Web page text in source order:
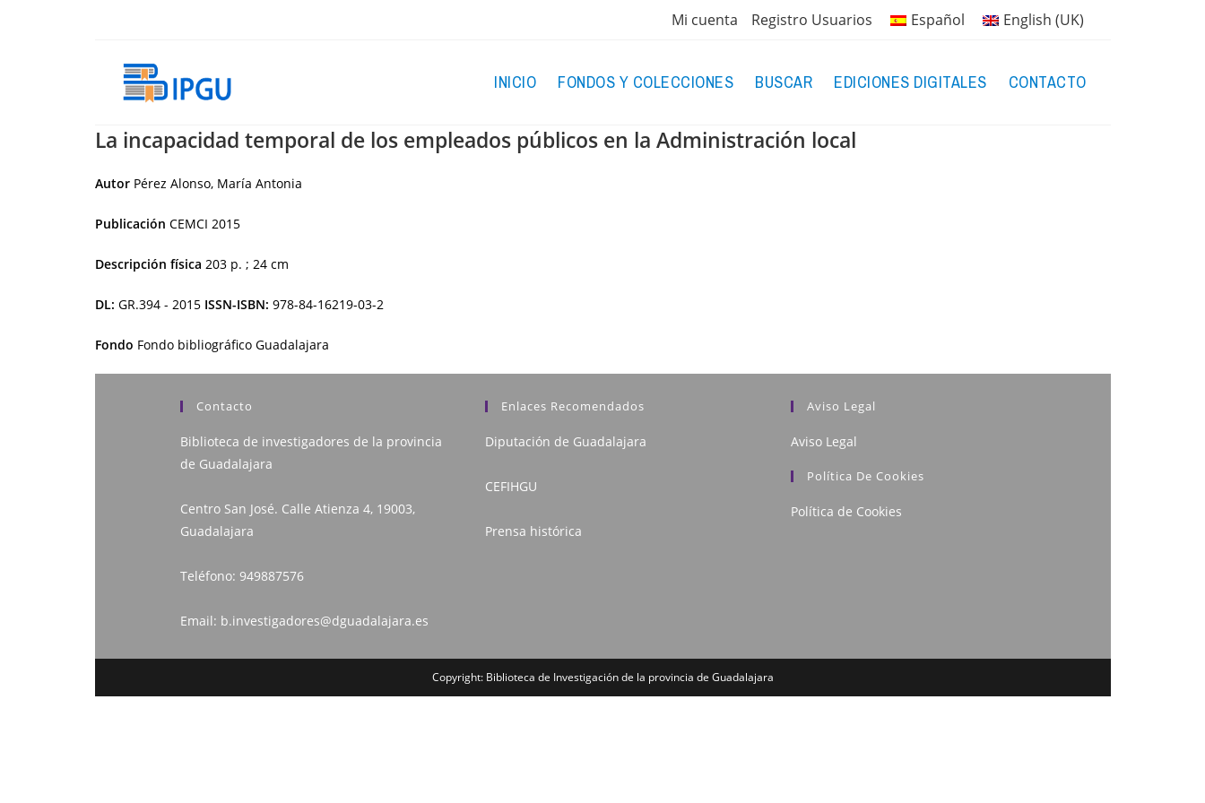
Mi cuenta Registro Usuarios Español English (UK)
INICIO FONDOS Y COLECCIONES BUSCAR EDICIONES DIGITALES CONTACTO
La incapacidad temporal de los empleados públicos en la Administración local
Autor Pérez Alonso, María Antonia
Publicación CEMCI 2015
Descripción física 203 p. ; 24 cm
DL: GR.394 - 2015 ISSN-ISBN: 978-84-16219-03-2
Fondo Fondo bibliográfico Guadalajara
Contacto
Biblioteca de investigadores de la provincia
de Guadalajara
Centro San José. Calle Atienza 4, 19003,
Guadalajara
Teléfono: 949887576
Email: b.investigadores@dguadalajara.es
Enlaces Recomendados
Diputación de Guadalajara
CEFIHGU
Prensa histórica
Aviso Legal
Aviso Legal
Política De Cookies
Política de Cookies
Copyright: Biblioteca de Investigación de la provincia de Guadalajara